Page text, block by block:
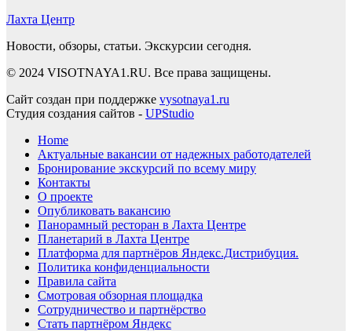
Лахта Центр
Новости, обзоры, статьи. Экскурсии сегодня.
© 2024 VISOTNAYA1.RU. Все права защищены.
Сайт создан при поддержке vysotnaya1.ru
Студия создания сайтов - UPStudio
Home
Актуальные вакансии от надежных работодателей
Бронирование экскурсий по всему миру
Контакты
О проекте
Опубликовать вакансию
Панорамный ресторан в Лахта Центре
Планетарий в Лахта Центре
Платформа для партнёров Яндекс.Дистрибуция.
Политика конфиденциальности
Правила сайта
Смотровая обзорная площадка
Сотрудничество и партнёрство
Стать партнёром Яндекс